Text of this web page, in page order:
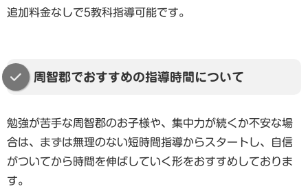
追加料金なしで5教科指導可能です。
周智郡でおすすめの指導時間について
勉強が苦手な周智郡のお子様や、集中力が続くか不安な場
合は、まずは無理のない短時間指導からスタートし、自信
がついてから時間を伸ばしていく形をおすすめしておりま
す。